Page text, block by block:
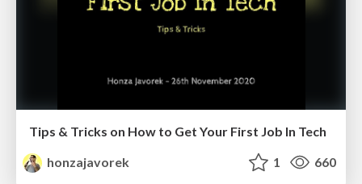
Tips & Tricks on How to Get Your First Job In Tech
honzajavorek
1 660